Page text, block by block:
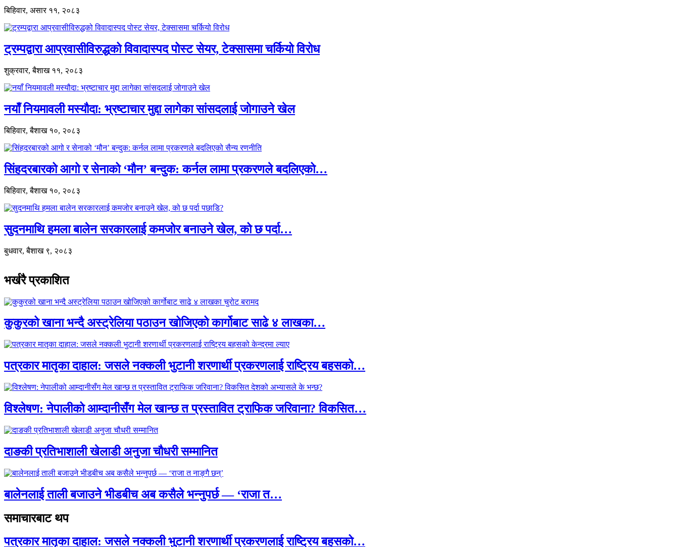
बिहिवार, असार ११, २०८३
ट्रम्पद्वारा आप्रवासीविरुद्धको विवादास्पद पोस्ट सेयर, टेक्सासमा चर्कियो विरोध
शुक्रवार, बैशाख ११, २०८३
नयाँ नियमावली मस्यौदा: भ्रष्टाचार मुद्दा लागेका सांसदलाई जोगाउने खेल
बिहिवार, बैशाख १०, २०८३
सिंहदरबारको आगो र सेनाको ‘मौन’ बन्दुक: कर्नल लामा प्रकरणले बदलिएको…
बिहिवार, बैशाख १०, २०८३
सुदनमाथि हमला बालेन सरकारलाई कमजोर बनाउने खेल, को छ पर्दा…
बुधवार, बैशाख ९, २०८३
भर्खरै प्रकाशित
कुकुरको खाना भन्दै अस्ट्रेलिया पठाउन खोजिएको कार्गोबाट साढे ४ लाखका…
पत्रकार मातृका दाहाल: जसले नक्कली भुटानी शरणार्थी प्रकरणलाई राष्ट्रिय बहसको…
विश्लेषण: नेपालीको आम्दानीसँग मेल खान्छ त प्रस्तावित ट्राफिक जरिवाना? विकसित…
दाङकी प्रतिभाशाली खेलाडी अनुजा चौधरी सम्मानित
बालेनलाई ताली बजाउने भीडबीच अब कसैले भन्नुपर्छ — ‘राजा त…
समाचारबाट थप
पत्रकार मातृका दाहाल: जसले नक्कली भुटानी शरणार्थी प्रकरणलाई राष्ट्रिय बहसको…